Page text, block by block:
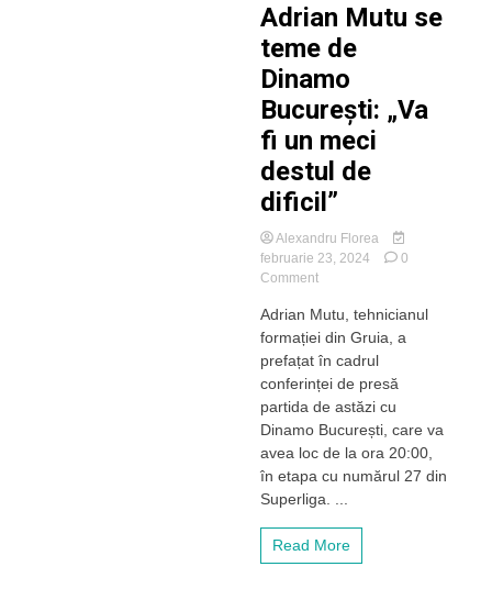
Adrian Mutu se
teme de
Dinamo
București: „Va
fi un meci
destul de
dificil”
Alexandru Florea
februarie 23, 2024
0
Commenton
Mutu
se
teme
de
Dinamo
București:
„Va
fi
un
meci
de
dificil”
Adrian Mutu, tehnicianul
formației din Gruia, a
prefațat în cadrul
conferinței de presă
partida de astăzi cu
Dinamo București, care va
avea loc de la ora 20:00,
în etapa cu numărul 27 din
Superliga. ...
Read More